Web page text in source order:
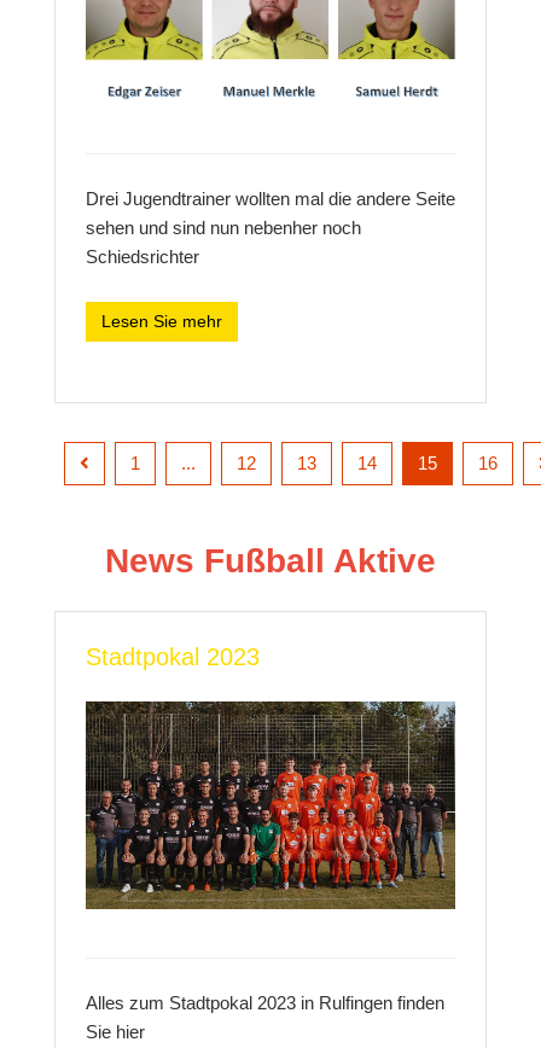
Drei Jugendtrainer wollten mal die andere Seite
sehen und sind nun nebenher noch
Schiedsrichter
Lesen Sie mehr
1 ... 12 13 14 15 16
News Fußball Aktive
Stadtpokal 2023
Alles zum Stadtpokal 2023 in Rulfingen finden
Sie hier